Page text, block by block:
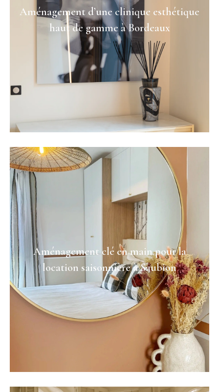
Aménagement d’une clinique esthétique
haut de gamme à Bordeaux
Aménagement clé en main pour la
location saisonnière à Saubion